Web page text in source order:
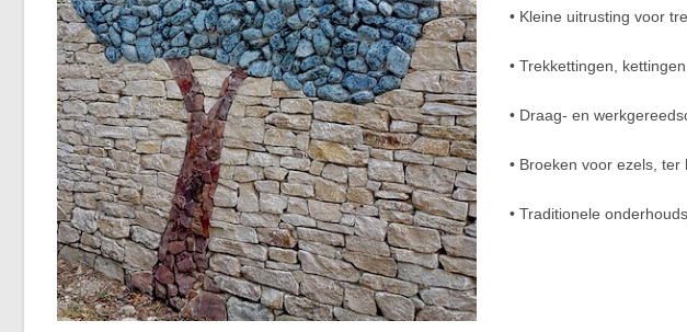
• Kleine uitrusting voor
• Trekkettingen,
• Draag- en
• Broeken voor ezels,
• Traditionele